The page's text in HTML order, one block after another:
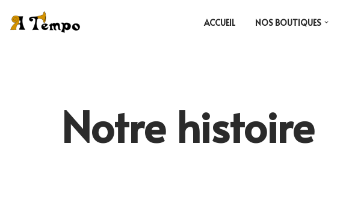
Skip
ACCUEIL NOS BOUTIQUES
Notre histoire